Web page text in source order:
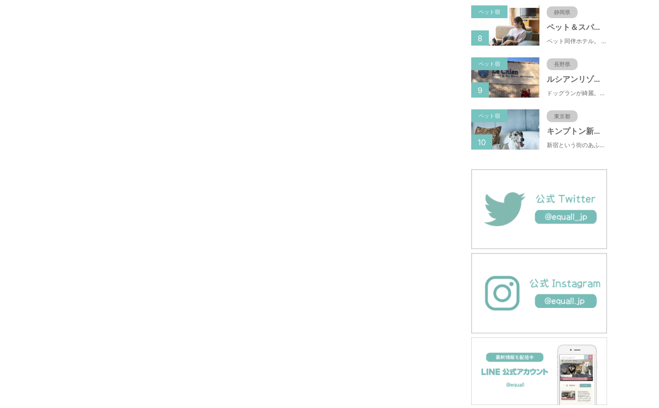
ペット宿 静岡県
ペット＆スパホテル伊豆高原
ペット同伴ホテル。 快適な施設と癒しの温泉、京風懐石をご堪能ください。
8
ペット宿 長野県
ルシアンリゾート旧軽井沢
ドッグランが綺麗。おもちゃが多くある。有料のドッグランなので、お客さんの質が良い。ドッグラン以外にも楽しめる場所が多い。
9
ペット宿 東京都
キンプトン新宿東京
新宿という街のあふれるエネルギーを映し出すようなライブ感のあるホテルなのに、中へと足を踏み入れれば、そこは別世界に
10